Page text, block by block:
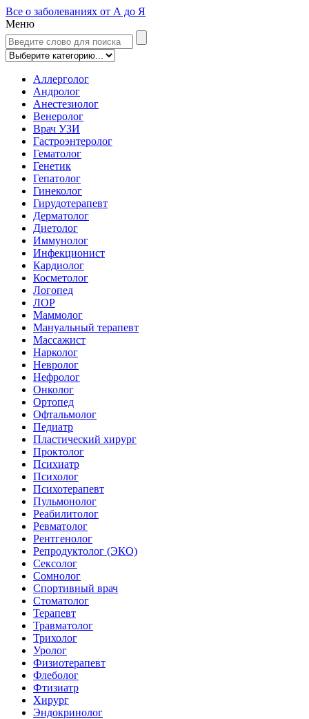
Все о заболеваниях от А до Я
Меню
Аллерголог
Андролог
Анестезиолог
Венеролог
Врач УЗИ
Гастроэнтеролог
Гематолог
Генетик
Гепатолог
Гинеколог
Гирудотерапевт
Дерматолог
Диетолог
Иммунолог
Инфекционист
Кардиолог
Косметолог
Логопед
ЛОР
Маммолог
Мануальный терапевт
Массажист
Нарколог
Невролог
Нефролог
Онколог
Ортопед
Офтальмолог
Педиатр
Пластический хирург
Проктолог
Психиатр
Психолог
Психотерапевт
Пульмонолог
Реабилитолог
Ревматолог
Рентгенолог
Репродуктолог (ЭКО)
Сексолог
Сомнолог
Спортивный врач
Стоматолог
Терапевт
Травматолог
Трихолог
Уролог
Физиотерапевт
Флеболог
Фтизиатр
Хирург
Эндокринолог